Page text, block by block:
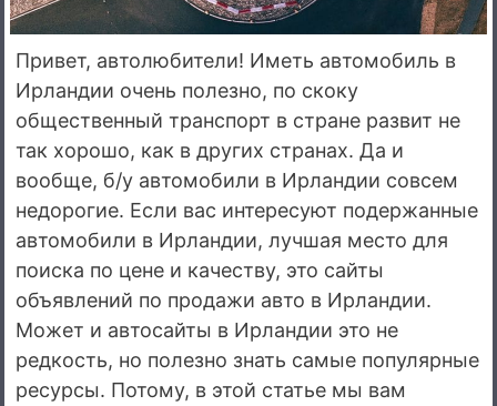
Привет, автолюбители! Иметь автомобиль в
Ирландии очень полезно, по скоку
общественный транспорт в стране развит не
так хорошо, как в других странах. Да и
вообще, б/у автомобили в Ирландии совсем
недорогие. Если вас интересуют подержанные
автомобили в Ирландии, лучшая место для
поиска по цене и качеству, это сайты
объявлений по продажи авто в Ирландии.
Может и автосайты в Ирландии это не
редкость, но полезно знать самые популярные
ресурсы. Потому, в этой статье мы вам